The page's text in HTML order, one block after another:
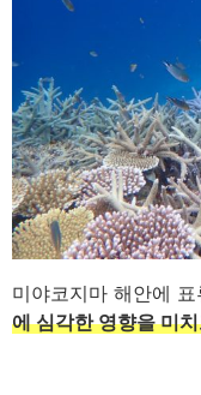
미야코지마 해안에
에 심각한 영향을 미